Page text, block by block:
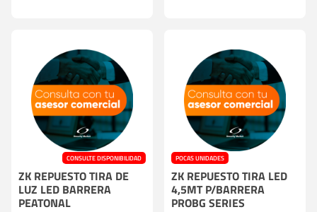
CONSULTE DISPONIBILIDAD
ZK REPUESTO TIRA DE
LUZ LED BARRERA
PEATONAL
POCAS UNIDADES
ZK REPUESTO TIRA LED
4,5MT P/BARRERA
PROBG SERIES